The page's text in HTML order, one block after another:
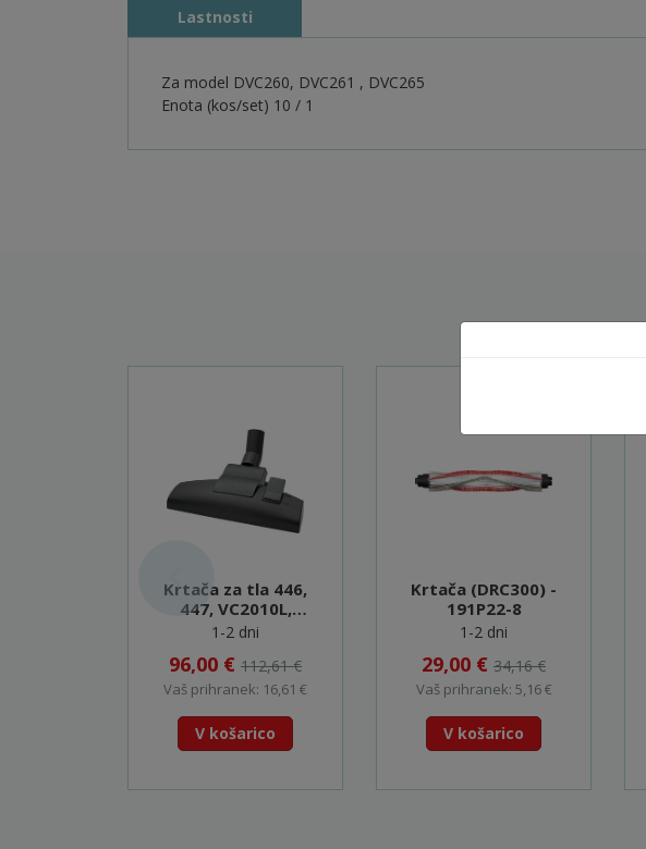
Lastnosti
Za model DVC260, DVC261 , DVC265
Enota (kos/set) 10 / 1
Krtača za tla 446,
447, VC2010L,
VC2012L, VC2512L,
VC4210 - W107417892
1-2 dni
96,00 € 112,61 €
Vaš prihranek: 16,61 €
V košarico
Krtača (DRC300) -
191P22-8
1-2 dni
29,00 € 34,16 €
Vaš prihranek: 5,16 €
V košarico